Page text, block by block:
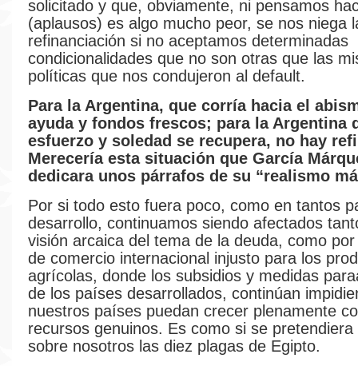
solicitado y que, obviamente, ni pensamos
(aplausos) es algo mucho peor, se nos niega
refinanciación si no aceptamos determinadas
condicionalidades que no son otras que las
políticas que nos condujeron al default.
Para la Argentina, que corría hacia el
ayuda y fondos frescos; para la Argentina
esfuerzo y soledad se recupera, no hay
Merecería esta situación que García
dedicara unos párrafos de su “realismo
Por si todo esto fuera poco, como en tantos
desarrollo, continuamos siendo afectados
visión arcaica del tema de la deuda, como
de comercio internacional injusto para los
agrícolas, donde los subsidios y medidas
de los países desarrollados, continúan
nuestros países puedan crecer plenamente
recursos genuinos. Es como si se
sobre nosotros las diez plagas de Egipto.